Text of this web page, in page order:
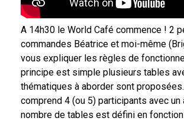
A 14h30 le World Café commence ! 2
commandes Béatrice et moi-même
vous expliquer les règles de
principe est simple plusieurs tables
thématiques à aborder sont
comprend 4 (ou 5) participants avec un
nombre de tables est défini en